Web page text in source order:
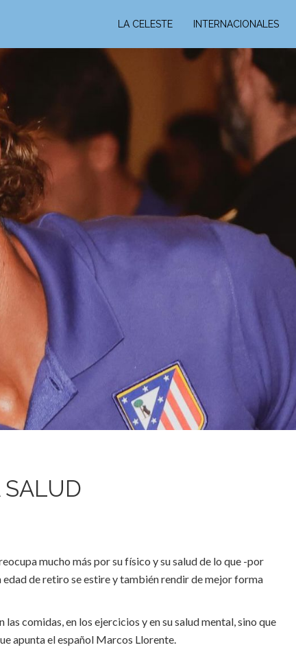
LA CELESTE INTERNACIONALES
SALUD
mucho más por su físico y su salud de lo que -por
edad de retiro se estire y también rendir de mejor forma
las comidas, en los ejercicios y en su salud mental, sino que
apunta el español Marcos Llorente.